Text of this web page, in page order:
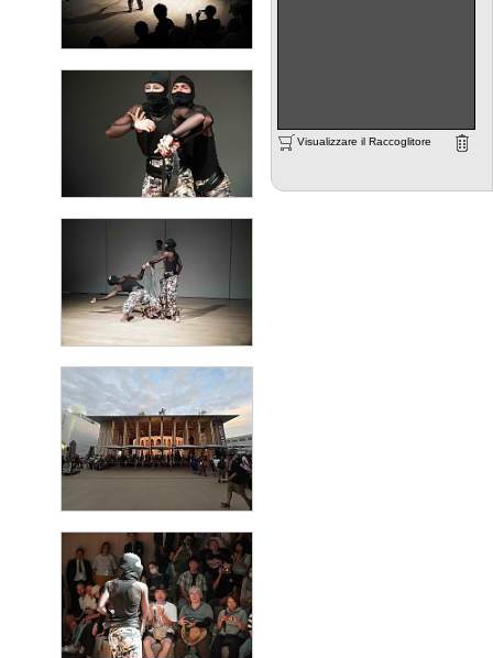
Visualizzare il Raccoglitore